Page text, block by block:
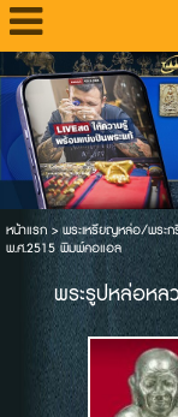
หน้าแรก>พระเหรียญหล่อ/พระ
พ.ศ.2515 พิมพ์คอแอล
พระรูปหล่อหล